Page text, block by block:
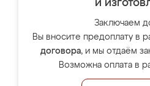
и
Заключаем
Вы вносите предоплату в
договора, и мы отдаём
Возможна оплата в